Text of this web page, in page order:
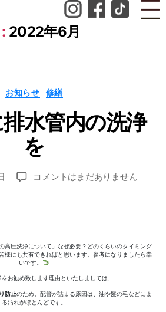
2022年6月
カ
テ
リ
ー
お知らせ 修繕
水管内の洗浄
を
投
稿
作
成
者
:
o
m
in
定
管
内
の
洗
浄
コメントはまだありません
高圧洗浄について」なぜ必要？どのくらいのタイミング
様にも共有できればと思います。参考になりましたら幸
いです。
お勧め致します理由といたしましては、
防止のため。配管が詰まる原因は、油や髪の毛などによ
る汚れがほとんどです。